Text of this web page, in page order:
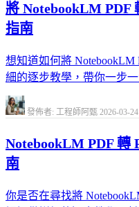
將 NotebookLM PDF
指南
想知道如何將
細的逐步教學，帶你一步
發佈者: 工程師阿甄 2026-03-
NotebookLM PDF 轉
南
你是否在尋找將